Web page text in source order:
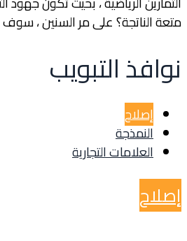
متعة الناتجة؟ على مر السنين ،
نوافذ التبويب
إصلاح
النمذجة
العلامات التجارية
إصلاح